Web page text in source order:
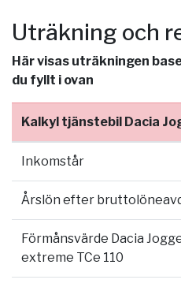
Uträkning och
Här visas uträkningen
du fyllt i ovan
Kalkyl tjänstebil Dacia
Inkomstår
Årslön efter
Förmånsvärde Dacia
extreme TCe 110